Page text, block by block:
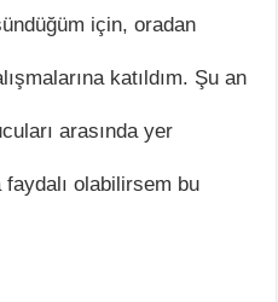
için, oradan
katıldım. Şu an
arasında yer
olabilirsem bu